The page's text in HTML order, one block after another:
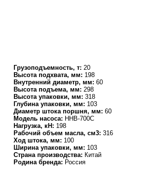
Грузоподъемность, т: 20
Высота подхвата, мм: 198
Внутренний диаметр, мм: 60
Высота подъема, мм: 298
Высота упаковки, мм: 318
Глубина упаковки, мм: 103
Диаметр штока поршня, мм: 60
Модель насоса: HHB-700C
Нагрузка, кН: 198
Рабочий объем масла, см3: 316
Ход штока, мм: 100
Ширина упаковки, мм: 103
Страна производства: Китай
Родина бренда: Россия